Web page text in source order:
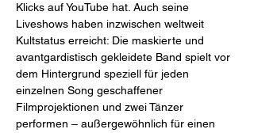
Klicks auf YouTube hat. Auch seine
Liveshows haben inzwischen weltweit
Kultstatus erreicht: Die maskierte und
avantgardistisch gekleidete Band spielt vor
dem Hintergrund speziell für jeden
einzelnen Song geschaffener
Filmprojektionen und zwei Tänzer
performen – außergewöhnlich für einen